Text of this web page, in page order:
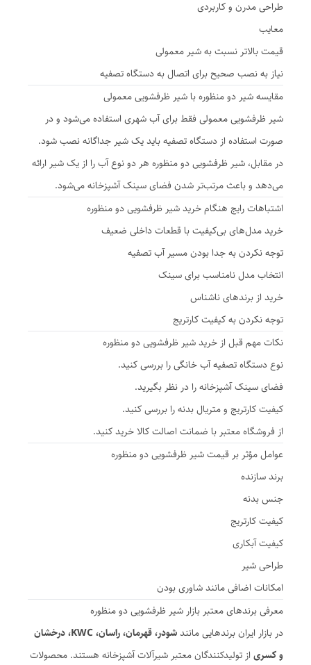
طراحی مدرن و کاربردی
معایب
قیمت بالاتر نسبت به شیر معمولی
نیاز به نصب صحیح برای اتصال به دستگاه تصفیه
مقایسه شیر دو منظوره با شیر ظرفشویی معمولی
شیر ظرفشویی معمولی فقط برای آب شهری استفاده می‌شود و در
صورت استفاده از دستگاه تصفیه باید یک شیر جداگانه نصب شود.
در مقابل، شیر ظرفشویی دو منظوره هر دو نوع آب را از یک شیر ارائه
می‌دهد و باعث مرتب‌تر شدن فضای سینک آشپزخانه می‌شود.
اشتباهات رایج هنگام خرید شیر ظرفشویی دو منظوره
خرید مدل‌های بی‌کیفیت با قطعات داخلی ضعیف
توجه نکردن به جدا بودن مسیر آب تصفیه
انتخاب مدل نامناسب برای سینک
خرید از برندهای ناشناس
توجه نکردن به کیفیت کارتریج
نکات مهم قبل از خرید شیر ظرفشویی دو منظوره
نوع دستگاه تصفیه آب خانگی را بررسی کنید.
فضای سینک آشپزخانه را در نظر بگیرید.
کیفیت کارتریج و متریال بدنه را بررسی کنید.
از فروشگاه معتبر با ضمانت اصالت کالا خرید کنید.
عوامل مؤثر بر قیمت شیر ظرفشویی دو منظوره
برند سازنده
جنس بدنه
کیفیت کارتریج
کیفیت آبکاری
طراحی شیر
امکانات اضافی مانند شاوری بودن
معرفی برندهای معتبر بازار شیر ظرفشویی دو منظوره
در بازار ایران برندهایی مانند
شودر، قهرمان، راسان، KWC، درخشان
و کسری از تولیدکنندگان معتبر شیرآلات آشپزخانه هستند. محصولات